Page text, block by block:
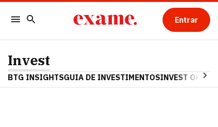
Entrar
Invest
BTG INSIGHTSGUIA DE INVESTIMENTOSINVEST OPINA